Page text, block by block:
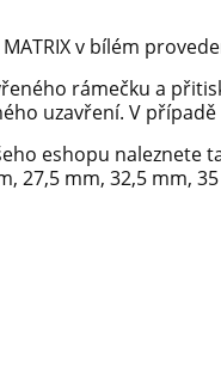
v bílém
rámečku a
uzavření. V
eshopu naleznete
27,5 mm, 32,5 mm,